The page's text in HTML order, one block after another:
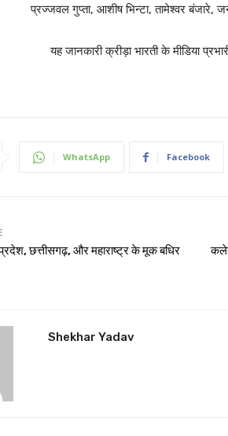
प्रज्जवल गुप्ता, आशीष भिन्टा, तामेश्वर बंजारे,
यह जानकारी क्रीड़ा भारती के मीडिया
WhatsApp Facebook
छत्तीसगढ़, और महाराष्ट्र के मूक बधिर
Shekhar Yadav